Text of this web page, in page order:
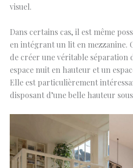
visuel.
Dans certains cas, il est même
en intégrant un lit en mezzanine.
de créer une véritable séparation
espace nuit en hauteur et un
Elle est particulièrement
disposant d’une belle hauteur